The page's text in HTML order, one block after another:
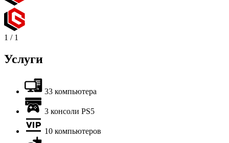
1 / 1
Услуги
33 компьютера
3 консоли PS5
10 компьютеров